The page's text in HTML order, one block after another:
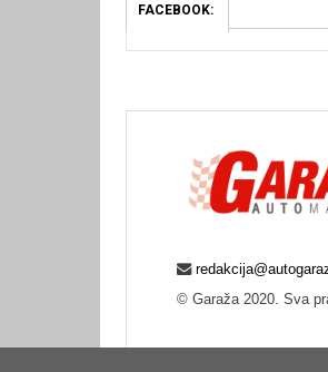
FACEBOOK:
© Garaža 2020. Sva